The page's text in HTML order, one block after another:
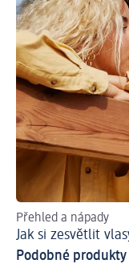
Přehled a nápady
Jak si zesvětlit
Podobné produkty